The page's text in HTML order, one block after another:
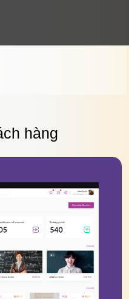
hàng